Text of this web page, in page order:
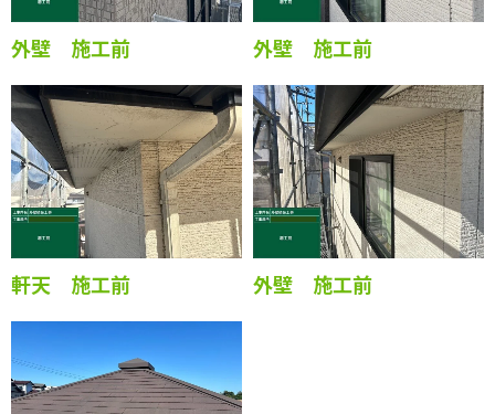
外壁 施工前 外壁 施工前
軒天 施工前 外壁 施工前